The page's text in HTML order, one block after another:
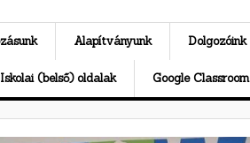
Alapítványunk Dolgozóink
Iskolai (belső) oldalak Google Classroom